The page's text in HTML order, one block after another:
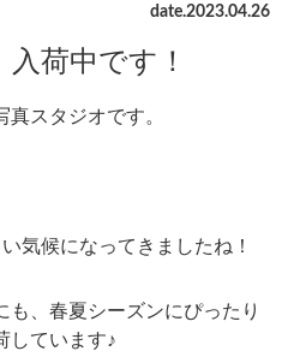
date.2023.04.26
荷中です！
真スタジオです。
気候になってきましたね！
も、春夏シーズンにぴったり
しています♪